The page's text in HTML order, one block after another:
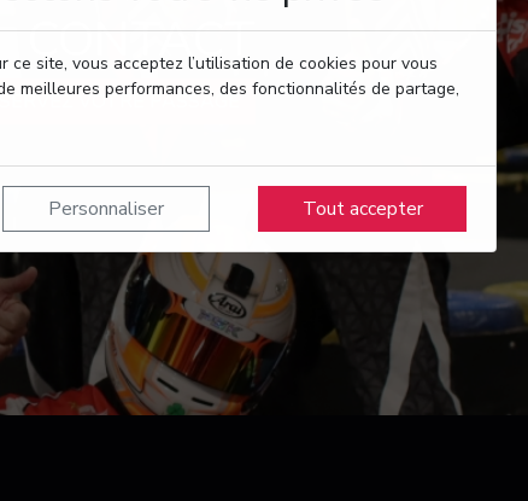
ce site, vous acceptez l’utilisation de cookies pour vous
meilleures performances, des fonctionnalités de partage,
Personnaliser Tout accepter
CONTACT
VOTRE PASSAGE